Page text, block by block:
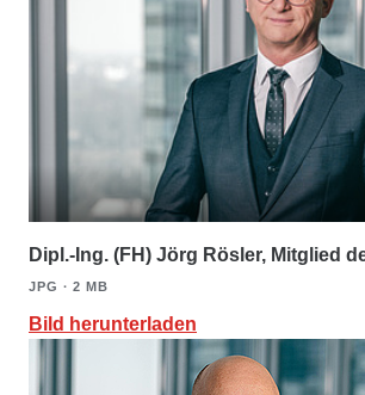
Dipl.-Ing. (FH) Jörg Rösler, Mitglied
JPG ∙ 2 MB
Bild herunterladen